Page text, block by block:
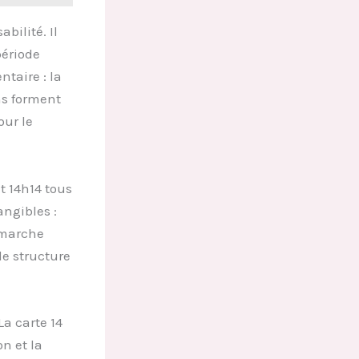
Il
: la
forment
le
tous
:
structure
carte 14
et la